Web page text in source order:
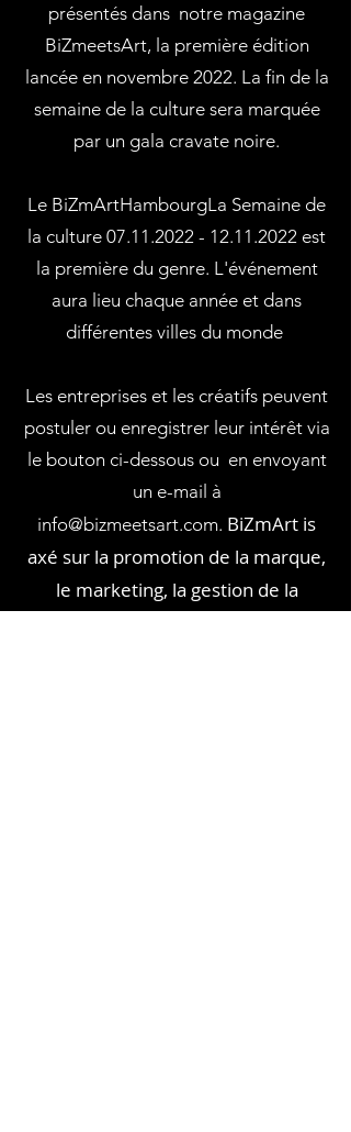
présentés dans notre magazine
BiZmeetsArt, la première édition
lancée en novembre 2022. La fin de la
semaine de la culture sera marquée
par un gala cravate noire.
Le BiZmArtHambourgLa Semaine de
la culture 07.11.2022 - 12.11.2022 est
la première du genre. L'événement
aura lieu chaque année et dans
différentes villes du monde
Les entreprises et les créatifs peuvent
postuler ou enregistrer leur intérêt via
le bouton ci-dessous ou en envoyant
un e-mail à
info@bizmeetsart.com. BiZmArt is
axé sur la promotion de la marque,
le marketing, la gestion de la